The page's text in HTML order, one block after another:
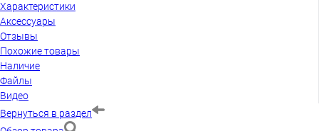
Характеристики
Аксессуары
Отзывы
Похожие товары
Наличие
Файлы
Видео
Вернуться в раздел